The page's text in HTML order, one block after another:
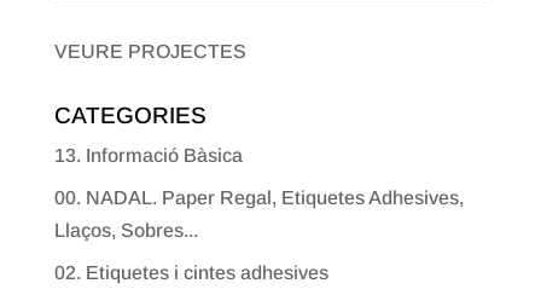
VEURE PROJECTES
CATEGORIES
13. Informació Bàsica
00. NADAL. Paper Regal, Etiquetes Adhesives,
Llaços, Sobres...
02. Etiquetes i cintes adhesives